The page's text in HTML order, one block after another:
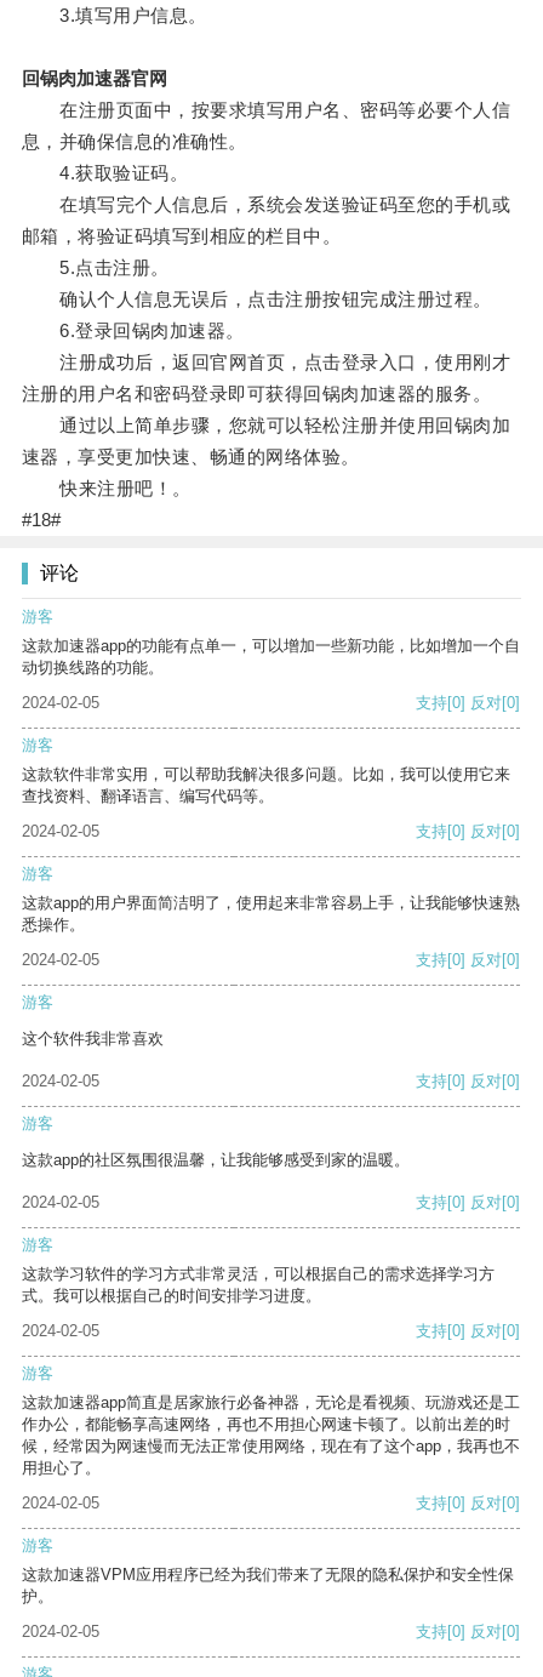
3.填写用户信息。
回锅肉加速器官网
在注册页面中，按要求填写用户名、密码等必要个人信
息，并确保信息的准确性。
4.获取验证码。
在填写完个人信息后，系统会发送验证码至您的手机或
邮箱，将验证码填写到相应的栏目中。
5.点击注册。
确认个人信息无误后，点击注册按钮完成注册过程。
6.登录回锅肉加速器。
注册成功后，返回官网首页，点击登录入口，使用刚才
注册的用户名和密码登录即可获得回锅肉加速器的服务。
通过以上简单步骤，您就可以轻松注册并使用回锅肉加
速器，享受更加快速、畅通的网络体验。
快来注册吧！。
#18#
评论
游客
这款加速器app的功能有点单一，可以增加一些新功能，比如增加一个自
动切换线路的功能。
2024-02-05
支持[0] 反对[0]
游客
这款软件非常实用，可以帮助我解决很多问题。比如，我可以使用它来
查找资料、翻译语言、编写代码等。
2024-02-05
支持[0] 反对[0]
游客
这款app的用户界面简洁明了，使用起来非常容易上手，让我能够快速熟
悉操作。
2024-02-05
支持[0] 反对[0]
游客
这个软件我非常喜欢
2024-02-05 支持[0] 反对[0]
游客
这款app的社区氛围很温馨，让我能够感受到家的温暖。
2024-02-05 支持[0] 反对[0]
游客
这款学习软件的学习方式非常灵活，可以根据自己的需求选择学习方
式。我可以根据自己的时间安排学习进度。
2024-02-05
支持[0] 反对[0]
游客
这款加速器app简直是居家旅行必备神器，无论是看视频、玩游戏还是工
作办公，都能畅享高速网络，再也不用担心网速卡顿了。以前出差的时
候，经常因为网速慢而无法正常使用网络，现在有了这个app，我再也不
用担心了。
2024-02-05
支持[0] 反对[0]
游客
这款加速器VPM应用程序已经为我们带来了无限的隐私保护和安全性保
护。
2024-02-05
支持[0] 反对[0]